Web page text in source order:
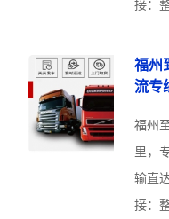
接：
福州
流专
福州
里，
输直
接：